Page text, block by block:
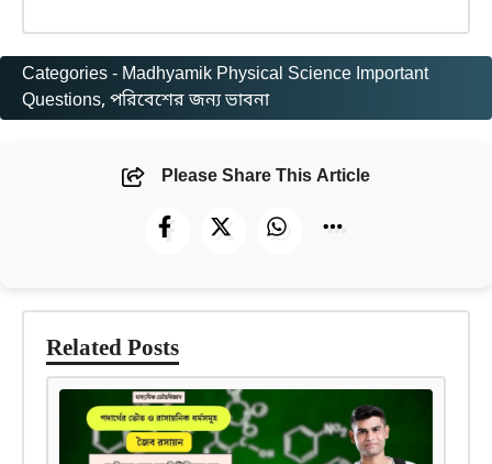
Categories - Madhyamik Physical Science Important
Questions, পরিবেশের জন্য ভাবনা
Please Share This Article
Related Posts